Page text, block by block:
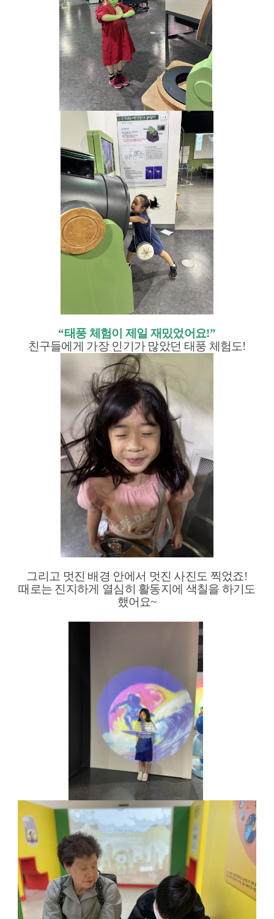
“태풍 체험이 제일 재밌었어요!”
친구들에게 가장 인기가 많았던 태풍 체험도!
그리고 멋진 배경 안에서 멋진 사진도 찍었죠!
때로는 진지하게 열심히 활동지에 색칠을 하기도
했어요~